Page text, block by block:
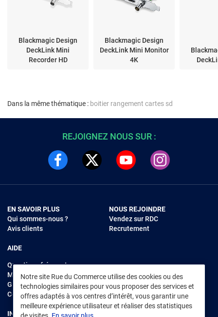
Blackmagic Design
DeckLink Mini
Recorder HD
Blackmagic Design
DeckLink Mini Monitor
4K
Dans la même thématique : boitier rangement cartes sd
Notre site Rue du Commerce utilise des cookies ou des
technologies similaires pour vous proposer des services et
offres adaptés à vos centres d’intérêt, vous garantir une
meilleure expérience utilisateur et réaliser des statistiques
REJOIGNEZ NOUS SUR :
EN SAVOIR PLUS
Qui sommes-nous ?
Avis clients
AIDE
Questions fréquentes
Modes de règlements
Garantie et retours
Contacter Rue du Commerce
NOUS REJOINDRE
Vendez sur RDC
Recrutement
INFORMATIONS LÉGALES